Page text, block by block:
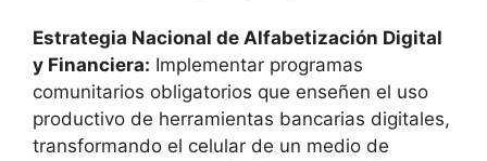
Estrategia Nacional de Alfabetización Digital
y Financiera: Implementar programas
comunitarios obligatorios que enseñen el uso
productivo de herramientas bancarias digitales,
transformando el celular de un medio de